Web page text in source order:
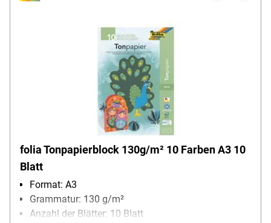
folia Tonpapierblock 130g/m² 10 Farben A3 10
Blatt
Format: A3
Grammatur: 130 g/m²
Anzahl der Blätter: 10 Blatt